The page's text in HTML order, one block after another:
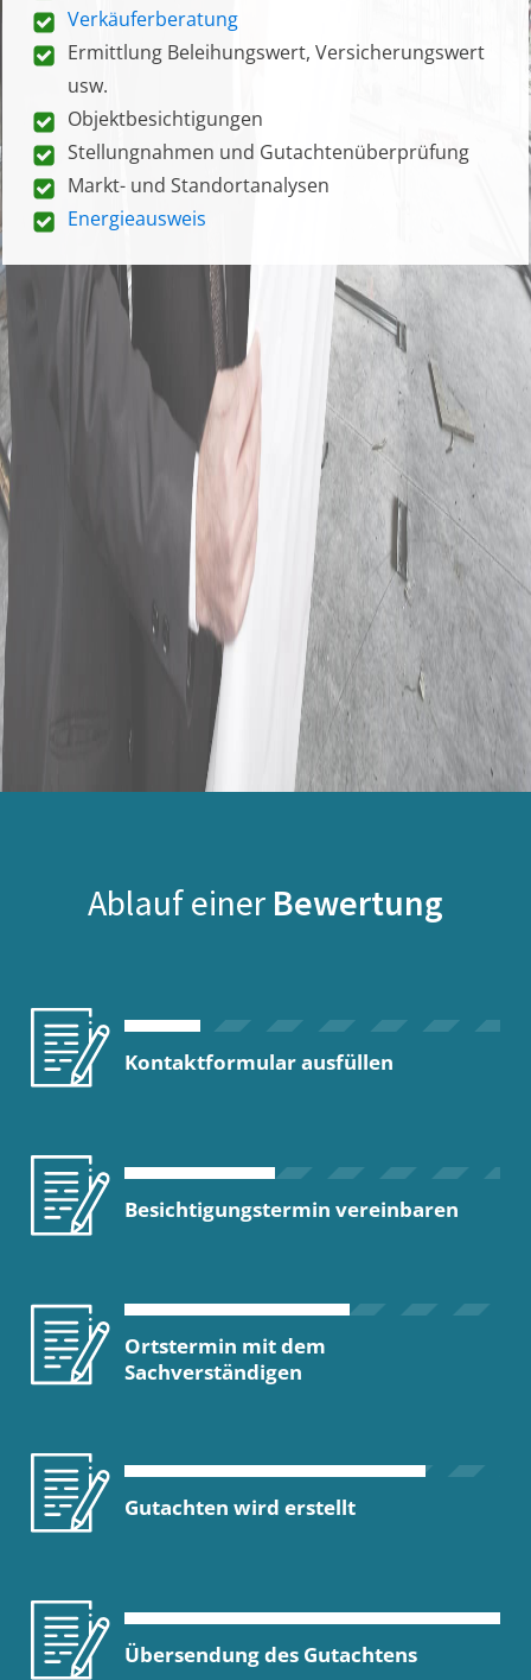
Verkäuferberatung
Ermittlung Beleihungswert, Versicherungswert
usw.
Objektbesichtigungen
Stellungnahmen und Gutachtenüberprüfung
Markt- und Standortanalysen
Energieausweis
Ablauf einer Bewertung
Kontaktformular ausfüllen
Besichtigungstermin vereinbaren
Ortstermin mit dem
Sachverständigen
Gutachten wird erstellt
Übersendung des Gutachtens